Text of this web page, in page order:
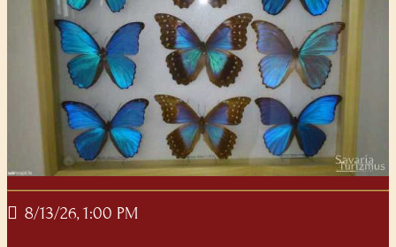
8/13/26, 1:00 PM